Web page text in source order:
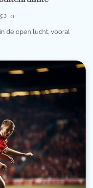
0
de open lucht, vooral